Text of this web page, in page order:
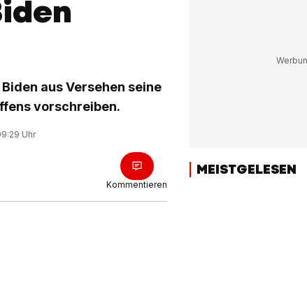
aus Versehen seine
vorschreiben.
Uhr
Kommentieren
MEISTGELESEN